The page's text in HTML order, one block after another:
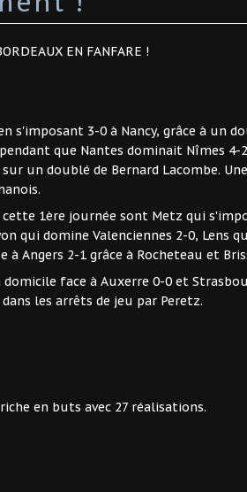
EN FANFARE !
s'imposant 3-0 à Nancy, grâce à un
que Nantes dominait Nîmes 4-
un doublé de Bernard Lacombe.
1ère journée sont Metz qui
qui domine Valenciennes 2-0, Lens
à Angers 2-1 grâce à Rocheteau et
domicile face à Auxerre 0-0 et
les arrêts de jeu par Peretz.
en buts avec 27 réalisations.